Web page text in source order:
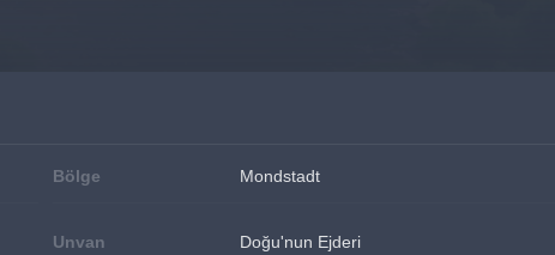
Bölge Mondstadt
Unvan Doğu'nun Ejderi